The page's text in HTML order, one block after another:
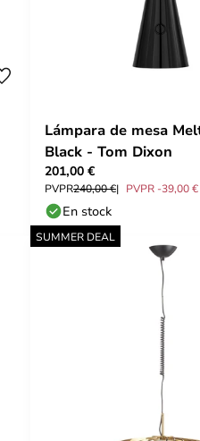
Lámpara de mesa
Black - Tom Dixon
201,00 €
PVPR240,00 € PVPR -39,00 €
En stock
SUMMER DEAL